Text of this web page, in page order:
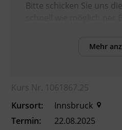
Bitte schicken Sie uns
im Servicecenter oder
eine Anmeldebestätigung.
Kursformat
Mehr
Kurs Nr. 1061867.25
Kursort:
Innsbruck
Termin:
22.08.2025